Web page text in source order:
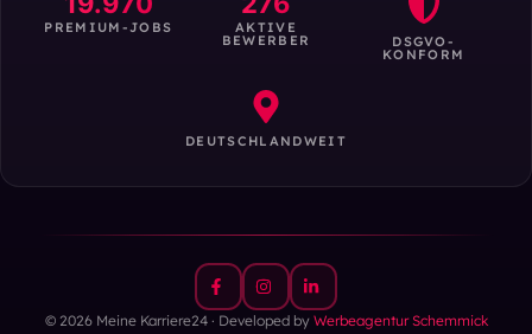
PREMIUM-JOBS AKTIVE
BEWERBER DSGVO-
KONFORM
DEUTSCHLANDWEIT
© 2026 Meine Karriere24 · Developed by Werbeagentur Schemmick